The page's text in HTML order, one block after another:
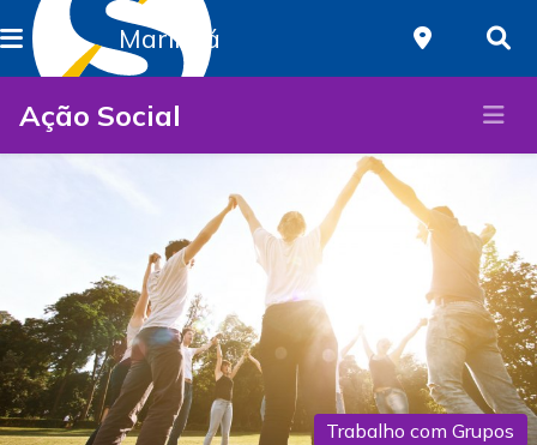
Maringá
Ação Social
Trabalho com Grupos